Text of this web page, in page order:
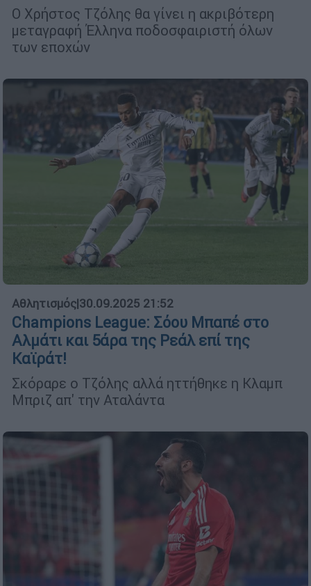
Ο Χρήστος Τζόλης θα γίνει η ακριβότερη
μεταγραφή Έλληνα ποδοσφαιριστή όλων
των εποχών
Αθλητισμός|30.09.2025 21:52
Champions League: Σόου Μπαπέ στο
Αλμάτι και 5άρα της Ρεάλ επί της
Καϊράτ!
Σκόραρε ο Τζόλης αλλά ηττήθηκε η Κλαμπ
Μπριζ απ' την Αταλάντα